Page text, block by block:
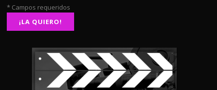
* Campos requeridos